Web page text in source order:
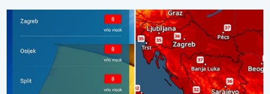
Toplinski val, lokalno 40°C. Još toplije?. Visok UV indeks. . .